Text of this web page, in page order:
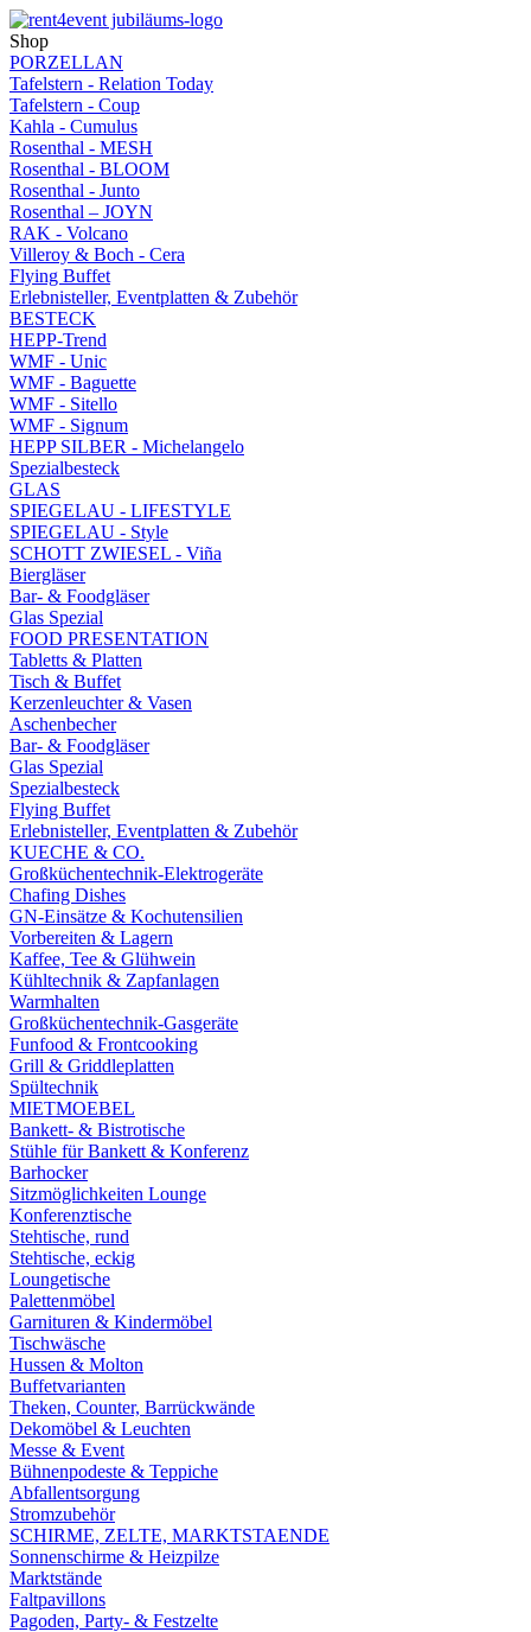
Shop
PORZELLAN
Tafelstern - Relation Today
Tafelstern - Coup
Kahla - Cumulus
Rosenthal - MESH
Rosenthal - BLOOM
Rosenthal - Junto
Rosenthal – JOYN
RAK - Volcano
Villeroy & Boch - Cera
Flying Buffet
Erlebnisteller, Eventplatten & Zubehör
BESTECK
HEPP-Trend
WMF - Unic
WMF - Baguette
WMF - Sitello
WMF - Signum
HEPP SILBER - Michelangelo
Spezialbesteck
GLAS
SPIEGELAU - LIFESTYLE
SPIEGELAU - Style
SCHOTT ZWIESEL - Viña
Biergläser
Bar- & Foodgläser
Glas Spezial
FOOD PRESENTATION
Tabletts & Platten
Tisch & Buffet
Kerzenleuchter & Vasen
Aschenbecher
Bar- & Foodgläser
Glas Spezial
Spezialbesteck
Flying Buffet
Erlebnisteller, Eventplatten & Zubehör
KUECHE & CO.
Großküchentechnik-Elektrogeräte
Chafing Dishes
GN-Einsätze & Kochutensilien
Vorbereiten & Lagern
Kaffee, Tee & Glühwein
Kühltechnik & Zapfanlagen
Warmhalten
Großküchentechnik-Gasgeräte
Funfood & Frontcooking
Grill & Griddleplatten
Spültechnik
MIETMOEBEL
Bankett- & Bistrotische
Stühle für Bankett & Konferenz
Barhocker
Sitzmöglichkeiten Lounge
Konferenztische
Stehtische, rund
Stehtische, eckig
Loungetische
Palettenmöbel
Garnituren & Kindermöbel
Tischwäsche
Hussen & Molton
Buffetvarianten
Theken, Counter, Barrückwände
Dekomöbel & Leuchten
Messe & Event
Bühnenpodeste & Teppiche
Abfallentsorgung
Stromzubehör
SCHIRME, ZELTE, MARKTSTAENDE
Sonnenschirme & Heizpilze
Marktstände
Faltpavillons
Pagoden, Party- & Festzelte